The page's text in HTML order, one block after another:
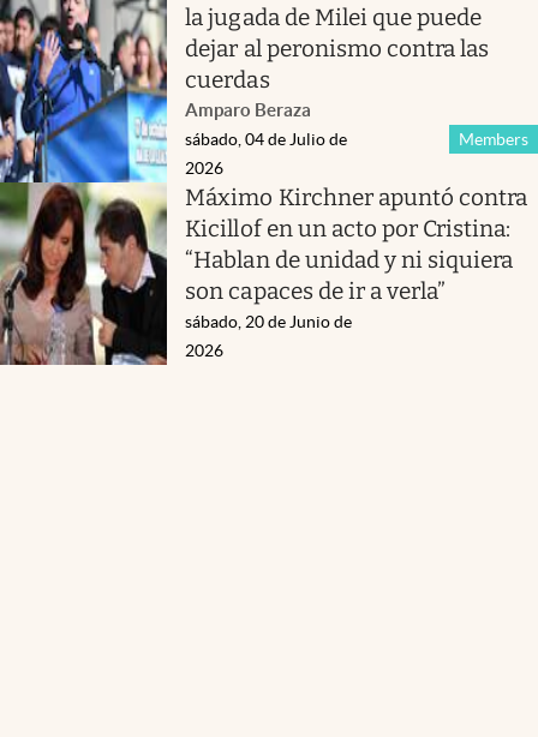
la jugada de Milei que puede
dejar al peronismo contra las
cuerdas
Amparo Beraza
Members
sábado, 04 de Julio de
2026
Máximo Kirchner apuntó contra
Kicillof en un acto por Cristina:
“Hablan de unidad y ni siquiera
son capaces de ir a verla”
sábado, 20 de Junio de
2026